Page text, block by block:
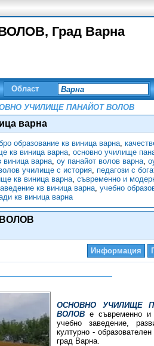
Град Варна
Област
УЧИЛИЩЕ ПАНАЙОТ ВОЛОВ
варна
образование кв виница варна,
кв виница варна, основно училище
виница варна, оу панайот волов варна,
училище с история, педагози с
кв виница варна, съвременно и
кв виница варна, учебно
кв виница варна
Информация
ОСНОВНО УЧИЛИЩЕ
ВОЛОВ е съвременно и
учебно заведение,
културно -
град Варна.